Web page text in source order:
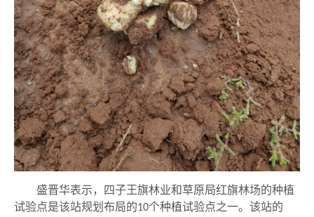
盛晋华表示，四子王旗林业和草原局红旗林场的种植
试验点是该站规划布局的10个种植试验点之一。 该站的